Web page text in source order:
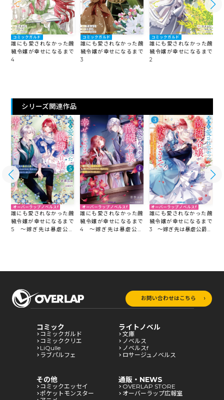
コミックガルド
誰にも愛されなかった醜
穢令嬢が幸せになるまで
4
コミックガルド
誰にも愛されなかった醜
穢令嬢が幸せになるまで
3
コミックガルド
誰にも愛されなかった醜
穢令嬢が幸せになるまで
2
シリーズ関連作品
オーバーラップノベルスf
誰にも愛されなかった醜
穢令嬢が幸せになるまで
5 ～嫁ぎ先は暴虐公爵
オーバーラップノベルスf
誰にも愛されなかった醜
穢令嬢が幸せになるまで
4 ～嫁ぎ先は暴虐公爵
オーバーラップノベルスf
誰にも愛されなかった醜
穢令嬢が幸せになるまで
3 ～嫁ぎ先は暴虐公爵と
お問い合わせはこちら
コミック
コミックガルド
コミッククリエ
LiQulle
ラブパルフェ
ライトノベル
文庫
ノベルス
ノベルスf
ロサージュノベルス
その他
コミックエッセイ
ポケットモンスター
通販・NEWS
OVERLAP STORE
オーバーラップ広報室